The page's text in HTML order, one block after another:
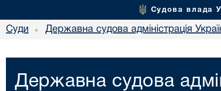
Судова влада
Суди • Державна судова адміністрація
Державна судова